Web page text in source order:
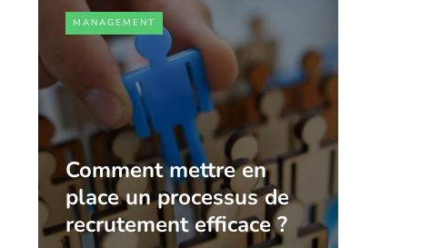
MANAGEMENT
Comment mettre en
place un processus de
recrutement efficace ?